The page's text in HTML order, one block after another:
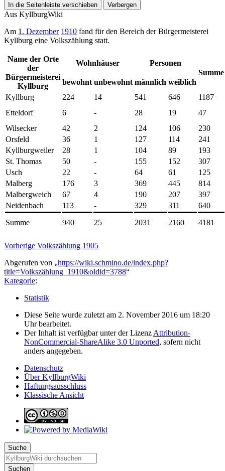
In die Seitenleiste verschieben Verbergen
Aus KyllburgWiki
Am 1. Dezember 1910 fand für den Bereich der Bürgermeisterei
Kyllburg eine Volkszählung statt.
Name der Orte
der
Bürgermeisterei
Kyllburg
Wohnhäuser
Personen
Summe
bewohnt unbewohnt männlich weiblich
Kyllburg
224 14 541 646
1187
Etteldorf
6 - 28 19
47
Wilsecker
42 2 124 106
230
Orsfeld
36 1 127 114
241
Kyllburgweiler
28 1 104 89
193
St. Thomas
50 - 155 152
307
Usch
22 - 64 61
125
Malberg
176 3 369 445
814
Malbergweich
67 4 190 207
397
Neidenbach
113 - 329 311
640
Summe
940 25 2031 2160 4181
Vorherige Volkszählung 1905
Abgerufen von „https://wiki.schmino.de/index.php?
title=Volkszählung_1910&oldid=3788“
Kategorie:
Statistik
Diese Seite wurde zuletzt am 2. November 2016 um 18:20
Uhr bearbeitet.
Der Inhalt ist verfügbar unter der Lizenz Attribution-
NonCommercial-ShareAlike 3.0 Unported, sofern nicht
anders angegeben.
Datenschutz
Über KyllburgWiki
Haftungsausschluss
Klassische Ansicht
Suche
Suchen